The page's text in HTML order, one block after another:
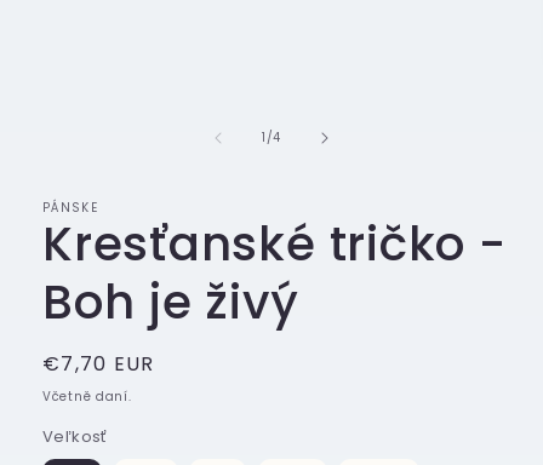
1 /z4
PÁNSKE
Kresťanské tričko -
Boh je živý
Běžná
cena
€7,70 EUR
Včetně daní.
Veľkosť